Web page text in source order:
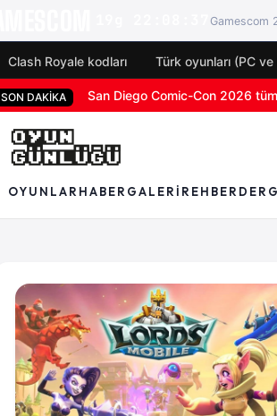
Gamescom
Clash Royale kodları Türk oyunları (PC
SON DAKİKA San Diego Comic-Con 2026
PS5 özel oyunu God of War
OYUNLAR HABER GALERI REHBER